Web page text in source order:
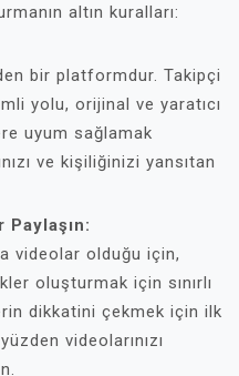
altın kuralları:
bir platformdur. Takipçi
yolu, orijinal ve yaratıcı
uyum sağlamak
ve kişiliğinizi yansıtan
Paylaşın:
videolar olduğu için,
oluşturmak için sınırlı
dikkatini çekmek için ilk
videolarınızı